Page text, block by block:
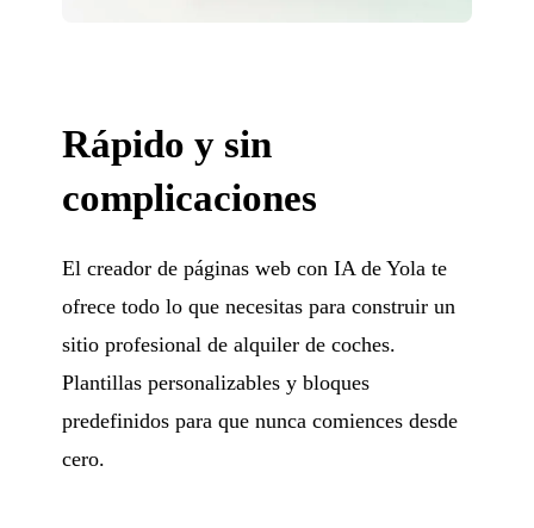
Rápido y sin
complicaciones
El creador de páginas web con IA de Yola te
ofrece todo lo que necesitas para construir un
sitio profesional de alquiler de coches.
Plantillas personalizables y bloques
predefinidos para que nunca comiences desde
cero.